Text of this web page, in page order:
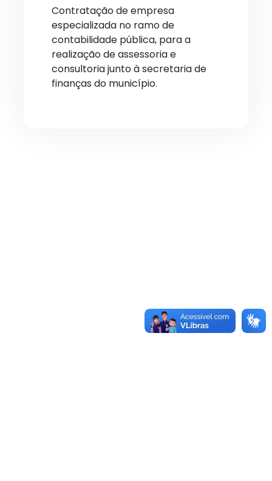
Contratação de empresa
especializada no ramo de
contabilidade pública, para a
realização de assessoria e
consultoria junto à secretaria de
finanças do município.